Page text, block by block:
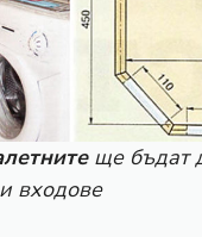
ще бъдат
входове